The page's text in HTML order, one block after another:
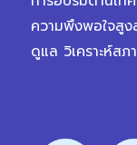
ความพึงพอใจสูง
ดูแล วิเคราะห์ส